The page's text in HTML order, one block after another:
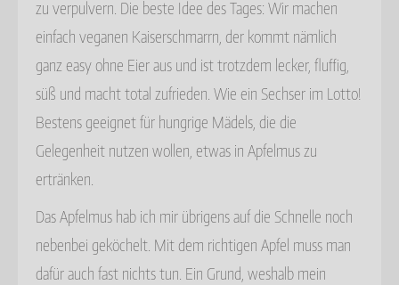
zu verpulvern. Die beste Idee des Tages: Wir machen
einfach veganen Kaiserschmarrn, der kommt nämlich
ganz easy ohne Eier aus und ist trotzdem lecker, fluffig,
süß und macht total zufrieden. Wie ein Sechser im Lotto!
Bestens geeignet für hungrige Mädels, die die
Gelegenheit nutzen wollen, etwas in Apfelmus zu
ertränken.
Das Apfelmus hab ich mir übrigens auf die Schnelle noch
nebenbei geköchelt. Mit dem richtigen Apfel muss man
dafür auch fast nichts tun. Ein Grund, weshalb mein